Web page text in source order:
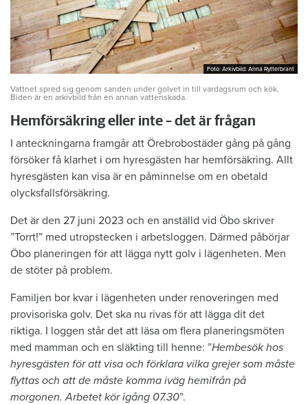
Foto: Arkivbild: Anna Rytterbrant
Foto: Arkivbild: Anna Rytterbrant
Vattnet spred sig genom sanden under golvet in till vardagsrum och kök.
Biden är en arkivbild från en annan vattenskada.
Hemförsäkring eller inte – det är frågan
I anteckningarna framgår att Örebrobostäder gång på gång
försöker få klarhet i om hyresgästen har hemförsäkring. Allt
hyresgästen kan visa är en påminnelse om en obetald
olycksfallsförsäkring.
Det är den 27 juni 2023 och en anställd vid Öbo skriver
”Torrt!” med utropstecken i arbetsloggen. Därmed påbörjar
Öbo planeringen för att lägga nytt golv i lägenheten. Men
de stöter på problem.
Familjen bor kvar i lägenheten under renoveringen med
provisoriska golv. Det ska nu rivas för att lägga dit det
riktiga. I loggen står det att läsa om flera planeringsmöten
med mamman och en släkting till henne: ”Hembesök hos
hyresgästen för att visa och förklara vilka grejer som måste
flyttas och att de måste komma iväg hemifrån på
morgonen. Arbetet kör igång 07.30”.